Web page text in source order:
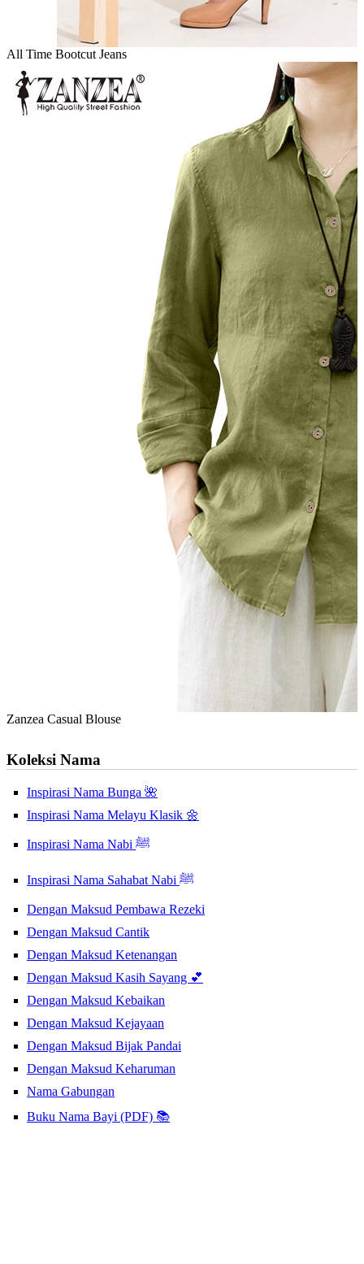
All Time Bootcut Jeans
Zanzea Casual Blouse
Koleksi Nama
Inspirasi Nama Bunga 🌺
Inspirasi Nama Melayu Klasik 🌼
Inspirasi Nama Nabi ﷺ
Inspirasi Nama Sahabat Nabi ﷺ
Dengan Maksud Pembawa Rezeki
Dengan Maksud Cantik
Dengan Maksud Ketenangan
Dengan Maksud Kasih Sayang 💕
Dengan Maksud Kebaikan
Dengan Maksud Kejayaan
Dengan Maksud Bijak Pandai
Dengan Maksud Keharuman
Nama Gabungan
Buku Nama Bayi (PDF) 📚